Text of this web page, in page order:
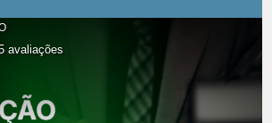
avaliações